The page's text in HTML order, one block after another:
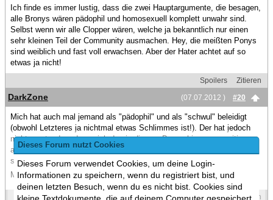
Dieses Forum nutzt Cookies
Dieses Forum verwendet Cookies, um deine Login-
Informationen zu speichern, wenn du registriert bist, und
deinen letzten Besuch, wenn du es nicht bist. Cookies sind
Ich finde es immer lustig, dass die zwei Hauptargumente, die besagen,
alle Bronys wären pädophil und homosexuell komplett unwahr sind.
Selbst wenn wir alle Clopper wären, welche ja bekanntlich nur einen
sehr kleinen Teil der Community ausmachen. Hey, die meißten Ponys
sind weiblich und fast voll erwachsen. Aber der Hater achtet auf so
etwas ja nicht!
Spoilers
Zitieren
(07.07.2012 )
#20
DarkZone
Mich hat auch mal jemand als "pädophil" und als "schwul" beleidigt
(obwohl Letzteres ja nichtmal etwas Schlimmes ist!). Der hat jedoch
nicht verstanden, dass sich das in diesem Bezug hier gegenseitig
ausschließt. Wenn man pädophil & homosexuel ist, dann würde man
sich keine "Mädchensendung" angucken, da man ja gar nicht auf
Mädchen/Frauen steht, oder verstehe ich da was falsch ?
Spoilers Zitieren